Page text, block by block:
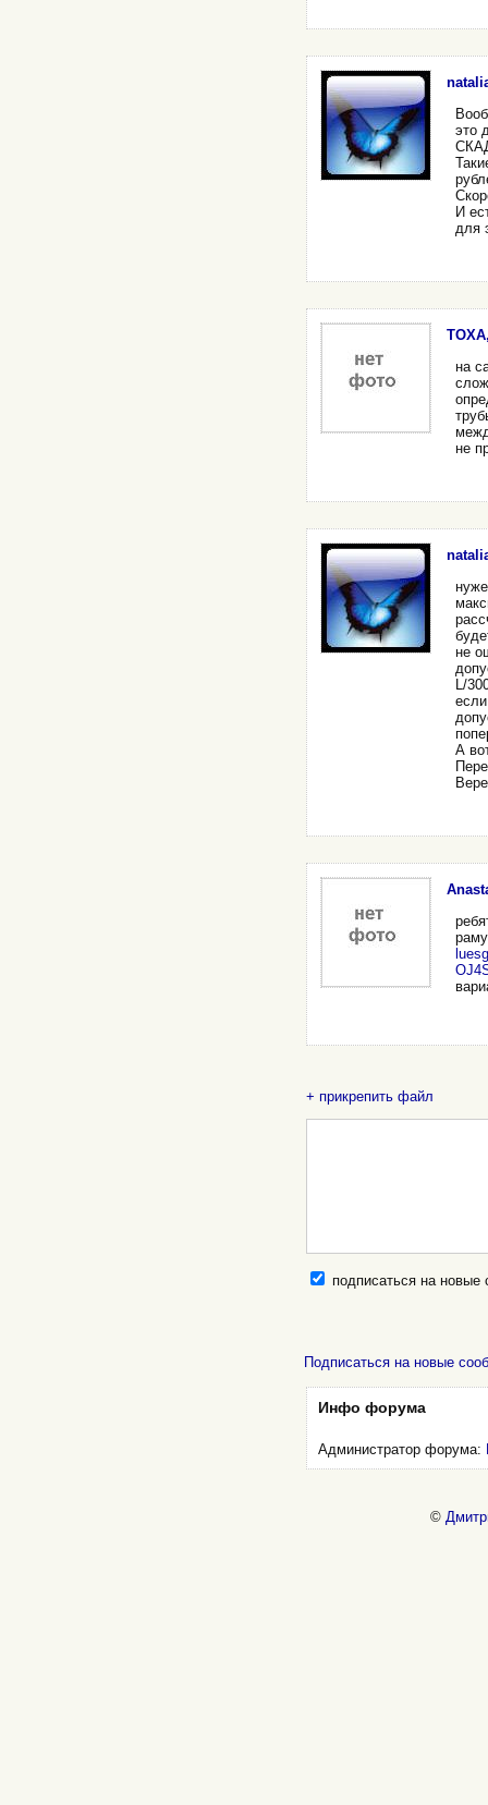
это
И
для
на
не
не
L/
А
+ прикрепить файл
подписаться на
Подписаться на новые
Инфо форума
Администратор форума:
©